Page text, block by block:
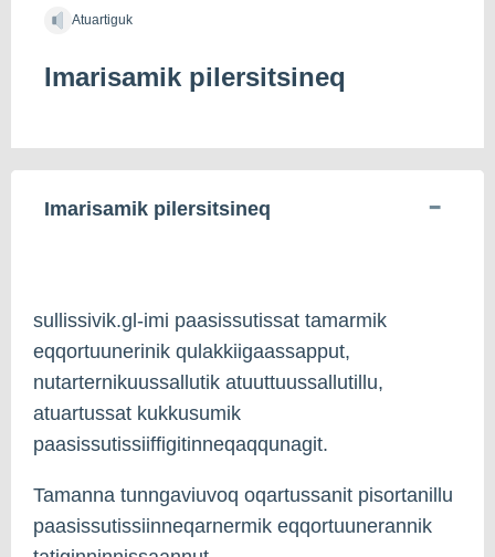
Atuartiguk
Imarisamik pilersitsineq
Imarisamik pilersitsineq
sullissivik.gl-imi paasissutissat tamarmik
eqqortuunerinik qulakkiigaassapput,
nutarternikuussallutik atuuttuussallutillu,
atuartussat kukkusumik
paasissutissiiffigitinneqaqqunagit.
Tamanna tunngaviuvoq oqartussanit pisortanillu
paasissutissiinneqarnermik eqqortuunerannik